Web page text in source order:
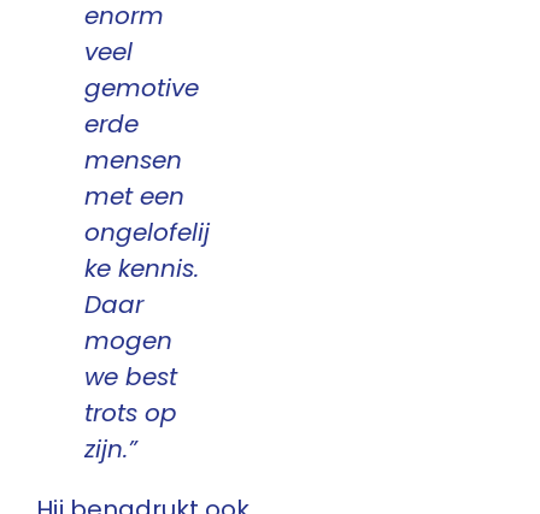
enorm
veel
gemotive
erde
mensen
met een
ongelofelij
ke kennis.
Daar
mogen
we best
trots op
zijn.”